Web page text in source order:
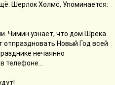
Шерлок Холмс, Упоминается:
Чимин узнаёт, что дом Шрека
отпраздновать Новый Год всей
нечаянно
телефоне...